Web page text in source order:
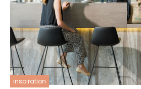
inspiration